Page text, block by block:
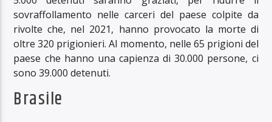
sovraffollamento nelle carceri del paese colpite da
rivolte che, nel 2021, hanno provocato la morte di
oltre 320 prigionieri. Al momento, nelle 65 prigioni del
paese che hanno una capienza di 30.000 persone, ci
sono 39.000 detenuti.
Brasile